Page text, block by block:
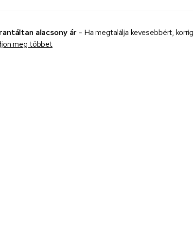
alacsony ár - Ha megtalálja kevesebbért,
meg többet